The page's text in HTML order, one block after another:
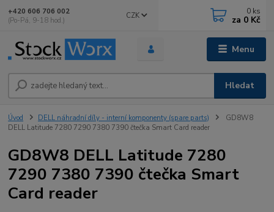
Menu
CZK
Hledat
+420 606 706 002
(Po-Pá, 9-18 hod.)
0 ks
za 0 Kč
Úvod DELL náhradní díly - interní komponenty (spare parts)
GD8W8
DELL Latitude 7280 7290 7380 7390 čtečka Smart Card reader
GD8W8 DELL Latitude 7280
7290 7380 7390 čtečka Smart
Card reader